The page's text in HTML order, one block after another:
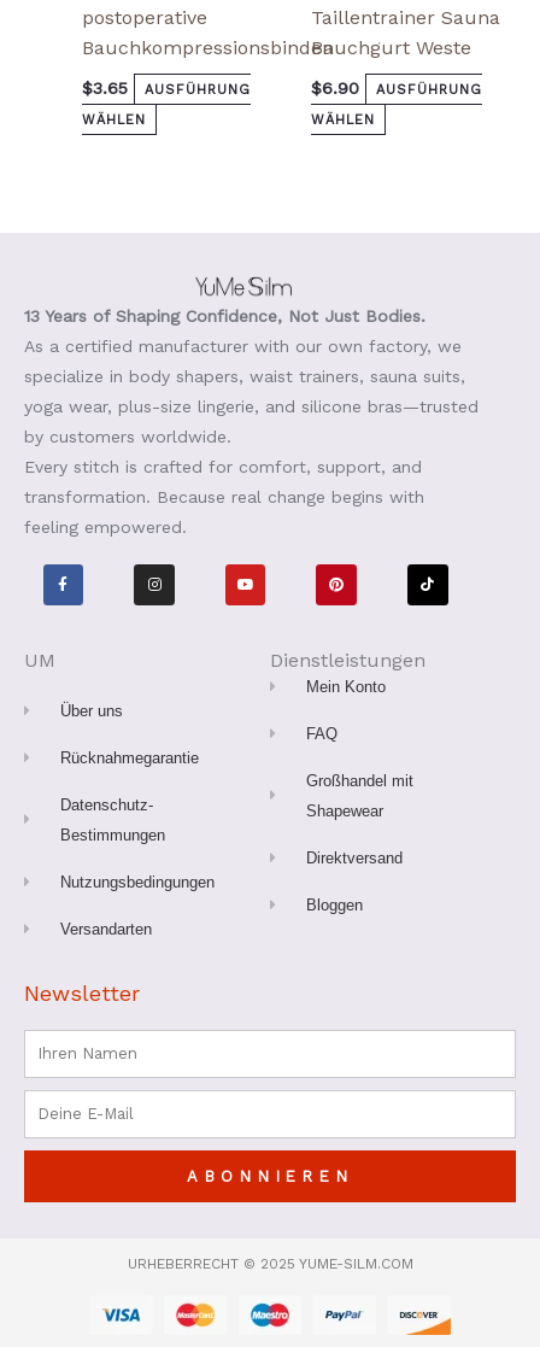
postoperative
Bauchkompressionsbinden
$3.65
AUSFÜHRUNG
WÄHLEN
Taillentrainer Sauna
Bauchgurt Weste
$6.90
AUSFÜHRUNG
WÄHLEN
13 Years of Shaping Confidence, Not Just Bodies.
As a certified manufacturer with our own factory, we
specialize in body shapers, waist trainers, sauna suits,
yoga wear, plus-size lingerie, and silicone bras—trusted
by customers worldwide.
Every stitch is crafted for comfort, support, and
transformation. Because real change begins with
feeling empowered.
F
a
c
e
I
n
s
t
Y
o
u
t
P
i
n
t
s
t
T
i
k
t
UM
Über uns
Rücknahmegarantie
Datenschutz-
Bestimmungen
Nutzungsbedingungen
Versandarten
Dienstleistungen
Mein Konto
FAQ
Großhandel mit
Shapewear
Direktversand
Bloggen
Newsletter
Name
Email
ABONNIEREN
URHEBERRECHT © 2025 YUME-SILM.COM